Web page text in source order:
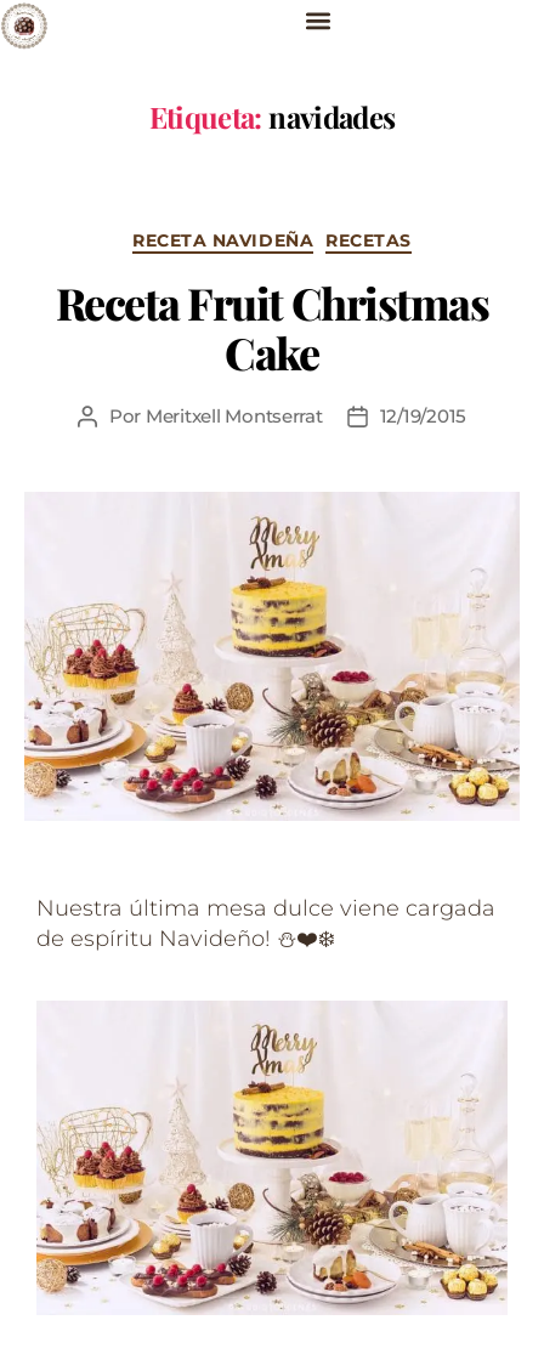
Etiqueta:navidades
RECETA NAVIDEÑA RECETAS
Receta Fruit Christmas
Cake
Por Meritxell Montserrat 12/19/2015
Nuestra última mesa dulce viene cargada
de espíritu Navideño! ⛄️❤️❄️